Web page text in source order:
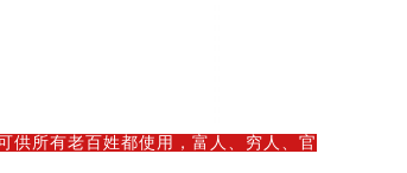
供所有老百姓都使用，富人、穷人、官